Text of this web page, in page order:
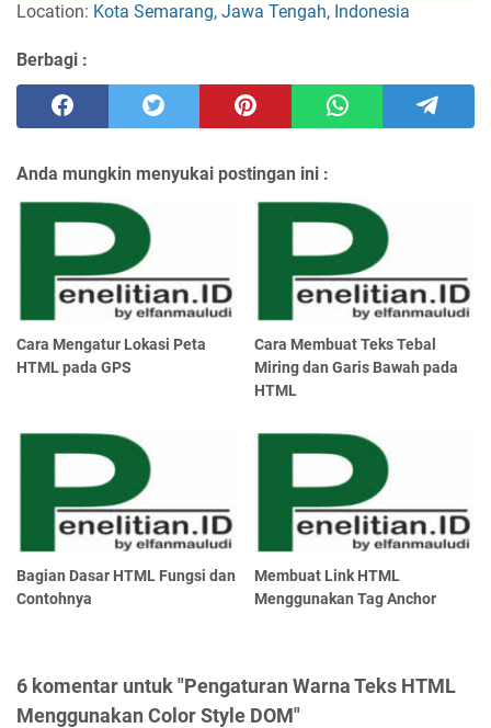
Location: Kota Semarang, Jawa Tengah, Indonesia
Berbagi :
Anda mungkin menyukai postingan ini :
Cara Mengatur Lokasi Peta
HTML pada GPS
Cara Membuat Teks Tebal
Miring dan Garis Bawah pada
HTML
Bagian Dasar HTML Fungsi dan
Contohnya
Membuat Link HTML
Menggunakan Tag Anchor
6 komentar untuk "Pengaturan Warna Teks HTML
Menggunakan Color Style DOM"